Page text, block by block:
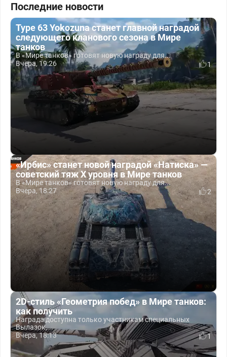
Последние новости
Type 63 Yokozuna станет главной наградой
следующего кланового сезона в Мире
танков
В «Мире танков» готовят новую награду для...
Вчера, 19:26
1
«Ирбис» станет новой наградой «Натиска» —
советский тяж X уровня в Мире танков
В «Мире танков» готовят новую награду для...
Вчера, 18:27
2
2D-стиль «Геометрия побед» в Мире танков:
как получить
Награда доступна только участникам специальных
Вылазок,...
Вчера, 18:13
1